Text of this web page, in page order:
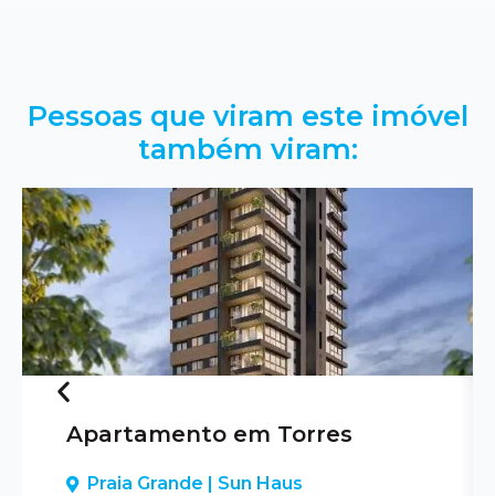
Pessoas que viram este imóvel
também viram:
Previous
Apartamento em Torres
Praia Grande | Sun Haus